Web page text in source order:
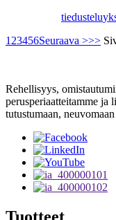
tiedustelu
1 23456Seuraava >>>
Rehellisyys,
perusperiaatteitamme ja
tutustumaan,